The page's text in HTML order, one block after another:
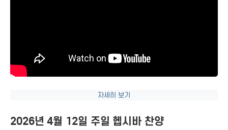
자세히 보기
2026년 4월 12일 주일 헵시바 찬양